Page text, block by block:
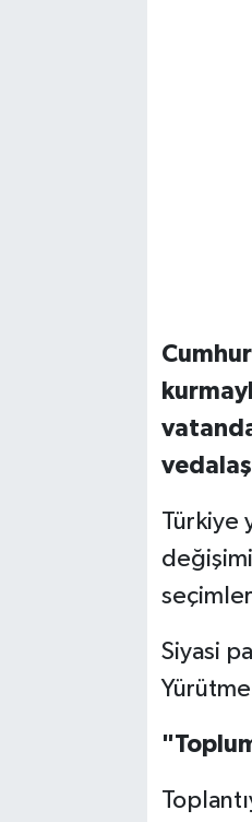
Türkiye
Siyasi